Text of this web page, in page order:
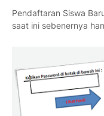
Pendaftaran Siswa
saat ini sebenernya